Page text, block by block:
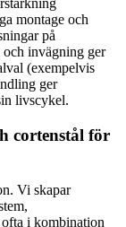
montage och
på
invägning ger
(exempelvis
ger
livscykel.
cortenstål för
Vi skapar
i kombination